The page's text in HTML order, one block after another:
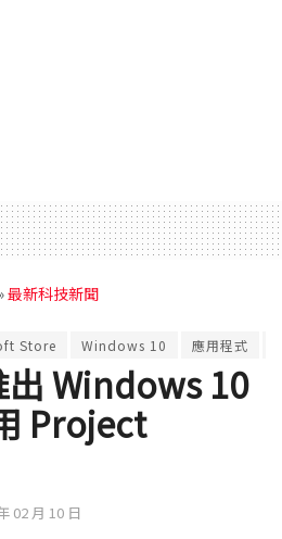
最新科技新聞
Store Windows 10 應用程式
Windows 10
Project
02 月 10 日